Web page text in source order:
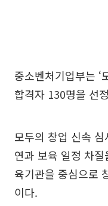
중소벤처기업부는 ‘
합격자 130명을 선
모두의 창업 신속
연과 보육 일정 차
육기관을 중심으로
이다.